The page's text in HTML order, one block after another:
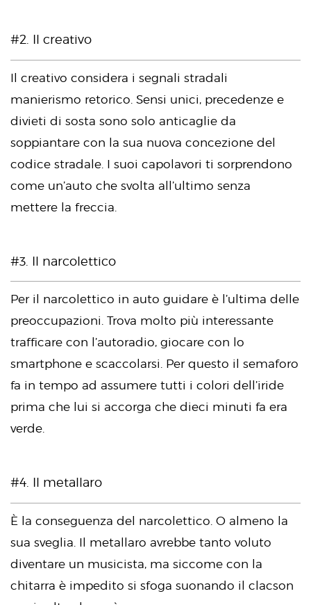
#2. Il creativo
Il creativo considera i segnali stradali
manierismo retorico. Sensi unici, precedenze e
divieti di sosta sono solo anticaglie da
soppiantare con la sua nuova concezione del
codice stradale. I suoi capolavori ti sorprendono
come un’auto che svolta all’ultimo senza
mettere la freccia.
#3. Il narcolettico
Per il narcolettico in auto guidare è l’ultima delle
preoccupazioni. Trova molto più interessante
trafficare con l’autoradio, giocare con lo
smartphone e scaccolarsi. Per questo il semaforo
fa in tempo ad assumere tutti i colori dell’iride
prima che lui si accorga che dieci minuti fa era
verde.
#4. Il metallaro
È la conseguenza del narcolettico. O almeno la
sua sveglia. Il metallaro avrebbe tanto voluto
diventare un musicista, ma siccome con la
chitarra è impedito si sfoga suonando il clacson